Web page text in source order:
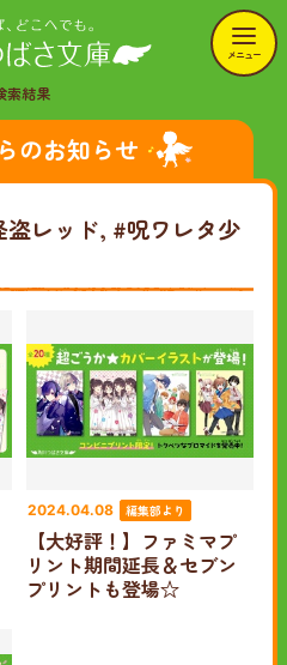
メニュー
索結果
のお知らせ
レッド, #呪ワレタ少
2024.04.08 編集部より
【大好評！】ファミマプ
リント期間延長＆セブン
プリントも登場☆